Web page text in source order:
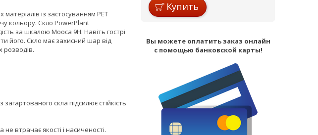
із застосуванням PET
кольору. Скло PowerPlant
за шкалою Мооса 9H. Навіть гострі
його. Скло має захисний шар від
розводів.
скла підсилює стійкість
втрачає якості і насиченості.
Купить
Вы можете оплатить заказ онлайн
с помощью банковской карты!